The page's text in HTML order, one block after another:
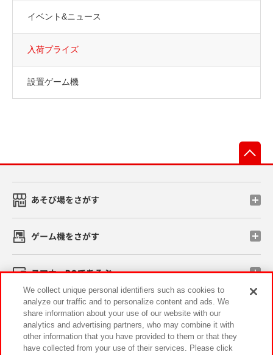
イベント&ニュース
入荷プライズ
設置ゲーム機
あそび場をさがす
ゲーム機をさがす
スマホ・PCであそぶ
イベント・キャンペーン
We collect unique personal identifiers such as cookies to
analyze our traffic and to personalize content and ads. We
share information about your use of our website with our
analytics and advertising partners, who may combine it with
other information that you have provided to them or that they
have collected from your use of their services. Please click